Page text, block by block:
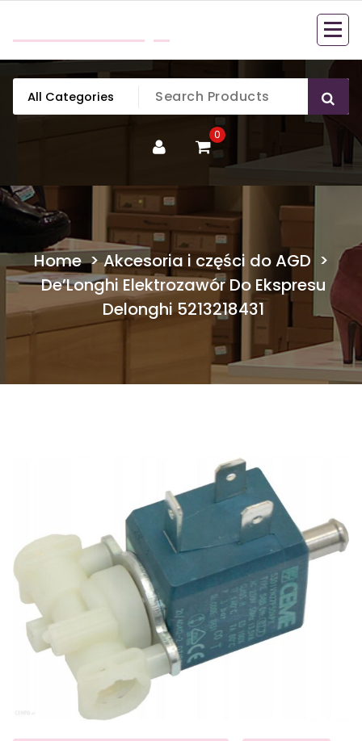
content
0
Home>Akcesoria i części do AGD >
De’Longhi Elektrozawór Do Ekspresu
Delonghi 5213218431